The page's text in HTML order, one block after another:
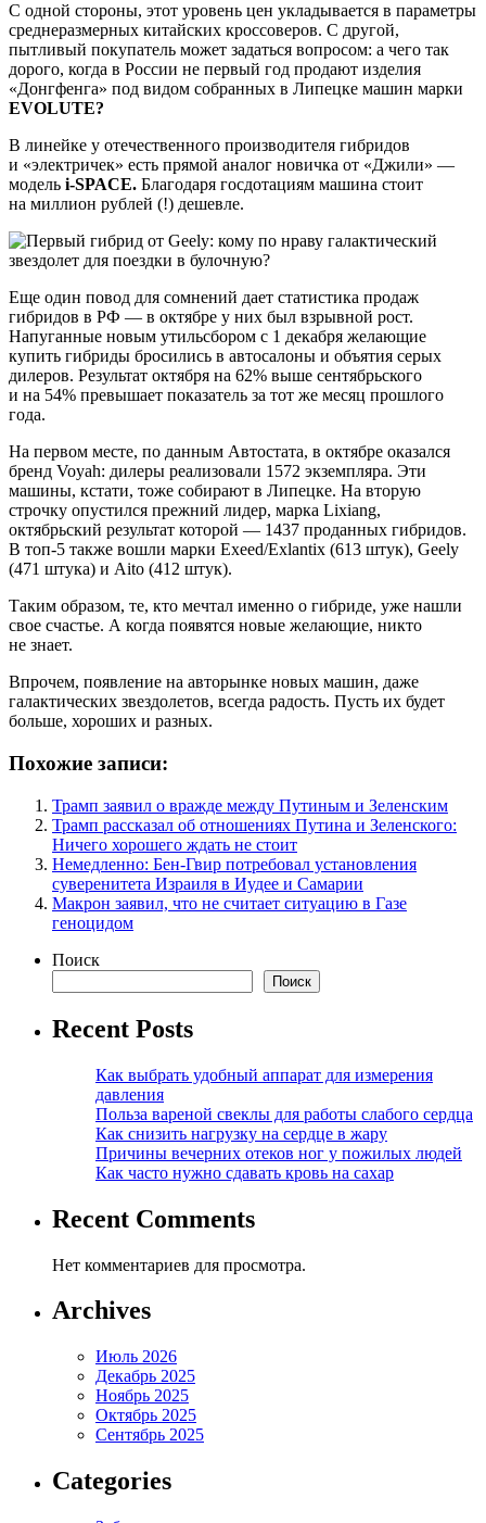
С одной стороны, этот уровень цен укладывается в параметры
среднеразмерных китайских кроссоверов. С другой,
пытливый покупатель может задаться вопросом: а чего так
дорого, когда в России не первый год продают изделия
«Донгфенга» под видом собранных в Липецке машин марки
EVOLUTE?
В линейке у отечественного производителя гибридов
и «электричек» есть прямой аналог новичка от «Джили» —
модель i‑SPACE. Благодаря госдотациям машина стоит
на миллион рублей (!) дешевле.
Еще один повод для сомнений дает статистика продаж
гибридов в РФ — в октябре у них был взрывной рост.
Напуганные новым утильсбором с 1 декабря желающие
купить гибриды бросились в автосалоны и объятия серых
дилеров. Результат октября на 62% выше сентябрьского
и на 54% превышает показатель за тот же месяц прошлого
года.
На первом месте, по данным Автостата, в октябре оказался
бренд Voyah: дилеры реализовали 1572 экземпляра. Эти
машины, кстати, тоже собирают в Липецке. На вторую
строчку опустился прежний лидер, марка Lixiang,
октябрьский результат которой — 1437 проданных гибридов.
В топ-5 также вошли марки Exeed/Exlantix (613 штук), Geely
(471 штука) и Aito (412 штук).
Таким образом, те, кто мечтал именно о гибриде, уже нашли
свое счастье. А когда появятся новые желающие, никто
не знает.
Впрочем, появление на авторынке новых машин, даже
галактических звездолетов, всегда радость. Пусть их будет
больше, хороших и разных.
Похожие записи:
Трамп заявил о вражде между Путиным и Зеленским
Трамп рассказал об отношениях Путина и Зеленского:
Ничего хорошего ждать не стоит
Немедленно: Бен-Гвир потребовал установления
суверенитета Израиля в Иудее и Самарии
Макрон заявил, что не считает ситуацию в Газе
геноцидом
Поиск
Поиск
Recent Posts
Как выбрать удобный аппарат для измерения
давления
Польза вареной свеклы для работы слабого сердца
Как снизить нагрузку на сердце в жару
Причины вечерних отеков ног у пожилых людей
Как часто нужно сдавать кровь на сахар
Recent Comments
Нет комментариев для просмотра.
Archives
Июль 2026
Декабрь 2025
Ноябрь 2025
Октябрь 2025
Сентябрь 2025
Categories